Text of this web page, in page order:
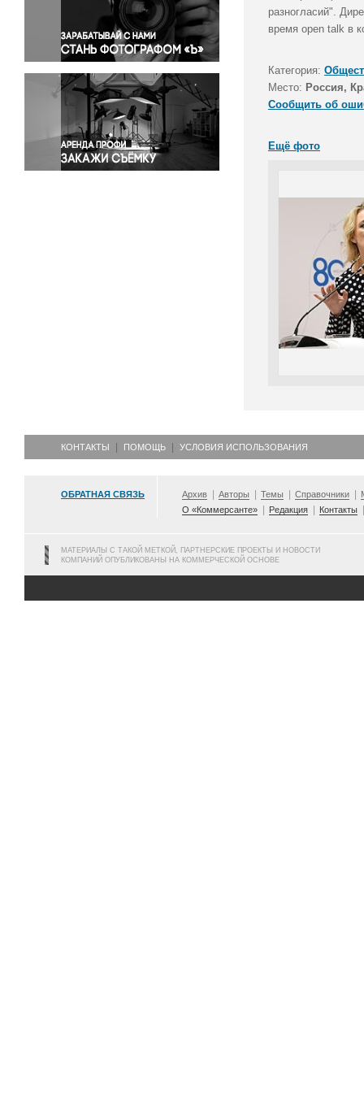
Правосудие
Происшествия и конфликты
Религия
Светская жизнь
Спорт
Экология
Экономика и бизнес
разногласий".
время open talk в
Категория:
Место: Россия,
Сообщить об
Ещё фото
КОНТАКТЫ ПОМОЩЬ УСЛОВИЯ ИСПОЛЬЗОВАНИЯ
ОБРАТНАЯ СВЯЗЬ Архив Авторы Темы Справочники
О «Коммерсанте»
Редакция Контакты
МАТЕРИАЛЫ С ТАКОЙ МЕТКОЙ, ПАРТНЕРСКИЕ ПРОЕКТЫ И НОВОСТИ
КОМПАНИЙ ОПУБЛИКОВАНЫ НА КОММЕРЧЕСКОЙ ОСНОВЕ